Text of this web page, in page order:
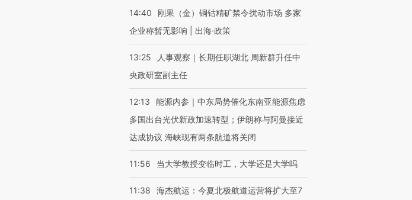
14:40
刚果（金）铜钴精矿禁令扰动市场 多家
企业称暂无影响 | 出海·政策
13:25
人事观察｜长期任职湖北 周新群升任中
央政研室副主任
12:13
能源内参｜中东局势催化东南亚能源焦虑
多国出台光伏新政加速转型；伊朗称与阿曼接近
达成协议 海峡现有两条航道将关闭
11:56 当大学教授变临时工，大学还是大学吗
11:38 海杰航运：今夏北极航道运营将扩大至7